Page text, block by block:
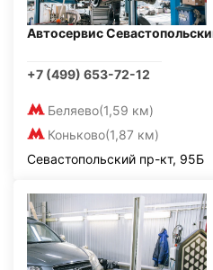
Автосервис
+7 (499) 653-72-12
Беляево(1,59 км)
Коньково(1,87 км)
Севастопольский пр-кт, 95Б